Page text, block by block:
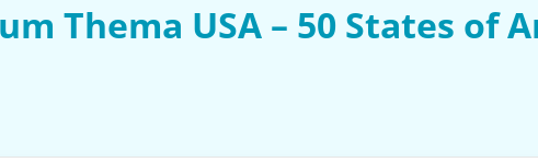
Thema USA – 50 States of